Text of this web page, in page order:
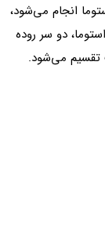
انجام می‌شود،
دو سر روده
تقسیم می‌شود.